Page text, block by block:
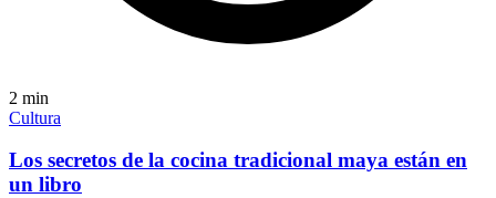
2 min
Cultura
Los secretos de la cocina tradicional maya están en
un libro